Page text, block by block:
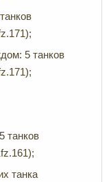
5 танков
танков
танка